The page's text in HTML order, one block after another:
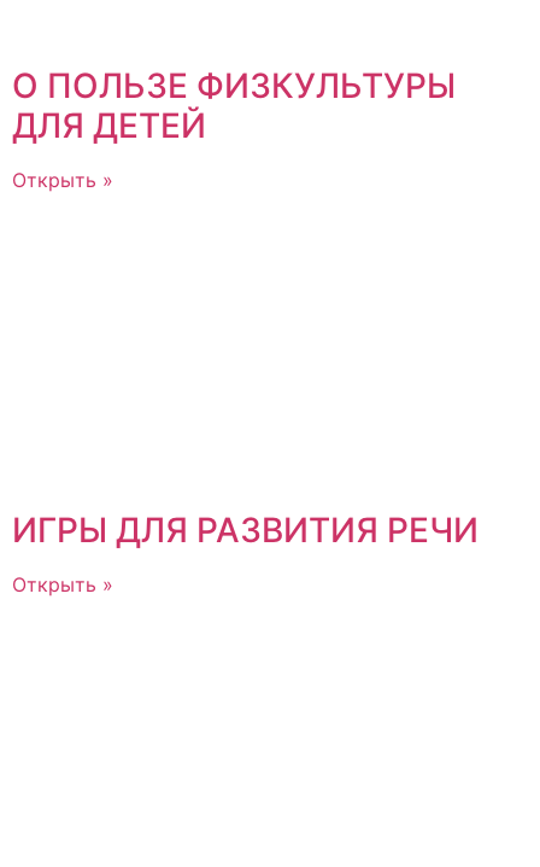
О ПОЛЬЗЕ ФИЗКУЛЬТУРЫ
ДЛЯ ДЕТЕЙ
Открыть »
ИГРЫ ДЛЯ РАЗВИТИЯ РЕЧИ
Открыть »